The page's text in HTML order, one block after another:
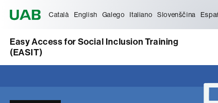
Català English Galego Italiano Slovenščina
Easy Access for Social Inclusion Training
(EASIT)